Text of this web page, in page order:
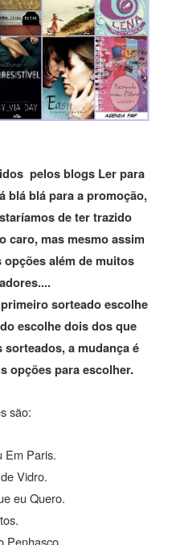
pelos blogs Ler para
blá blá para a promoção,
de ter trazido
caro, mas mesmo assim
além de muitos
sorteado escolhe
escolhe dois dos que
a mudança é
opções para escolher.
são:
Paris.
Vidro.
eu Quero.